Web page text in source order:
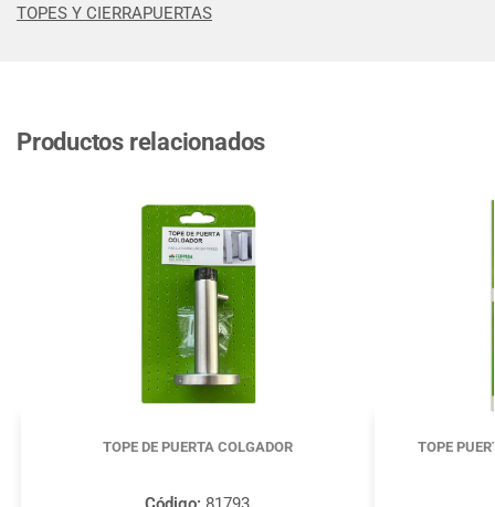
TOPES Y CIERRAPUERTAS
Productos relacionados
TOPE DE PUERTA COLGADOR TOPE